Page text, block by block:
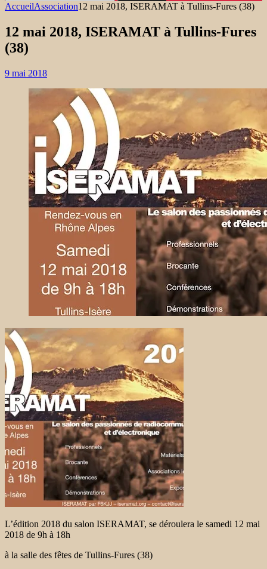
AccueilAssociation12 mai 2018, ISERAMAT à Tullins-Fures (38)
12 mai 2018, ISERAMAT à Tullins-Fures
(38)
9 mai 2018
L’édition 2018 du salon ISERAMAT, se déroulera le samedi 12 mai
2018 de 9h à 18h
à la salle des fêtes de Tullins-Fures (38)